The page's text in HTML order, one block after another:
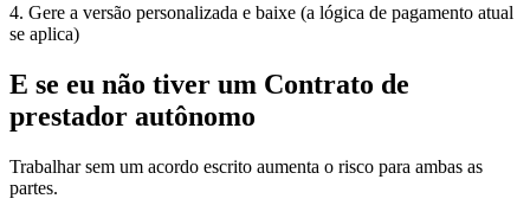
4. Gere a versão personalizada e baixe (a lógica de pagamento atual
se aplica)
E se eu não tiver um Contrato de
prestador autônomo
Trabalhar sem um acordo escrito aumenta o risco para ambas as
partes.